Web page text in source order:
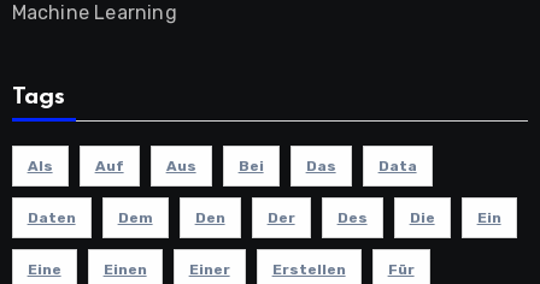
Machine Learning
Tags
Als Auf Aus Bei Das Data
Daten Dem Den Der Des Die Ein
Eine Einen Einer Erstellen Für